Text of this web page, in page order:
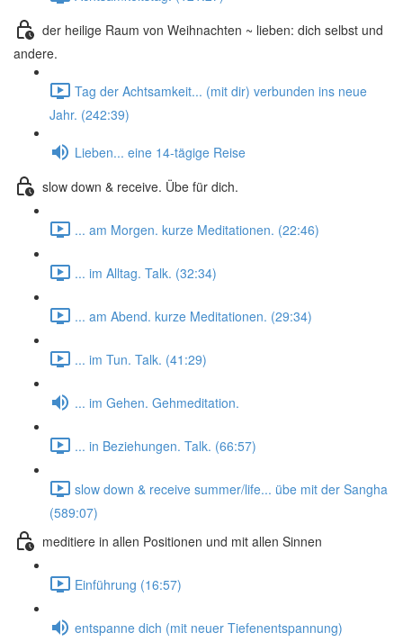
der heilige Raum von Weihnachten ~ lieben: dich selbst und
andere.
Tag der Achtsamkeit... (mit dir) verbunden ins neue
Jahr. (242:39)
Lieben... eine 14-tägige Reise
slow down & receive. Übe für dich.
... am Morgen. kurze Meditationen. (22:46)
... im Alltag. Talk. (32:34)
... am Abend. kurze Meditationen. (29:34)
... im Tun. Talk. (41:29)
... im Gehen. Gehmeditation.
... in Beziehungen. Talk. (66:57)
slow down & receive summer/life... übe mit der Sangha
(589:07)
meditiere in allen Positionen und mit allen Sinnen
Einführung (16:57)
entspanne dich (mit neuer Tiefenentspannung)